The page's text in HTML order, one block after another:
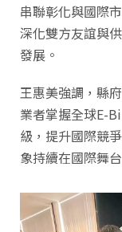
串聯彰化與國際
深化雙方友誼與
發展。
王惠美強調，縣
業者掌握全球E-
級，提升國際競
象持續在國際舞